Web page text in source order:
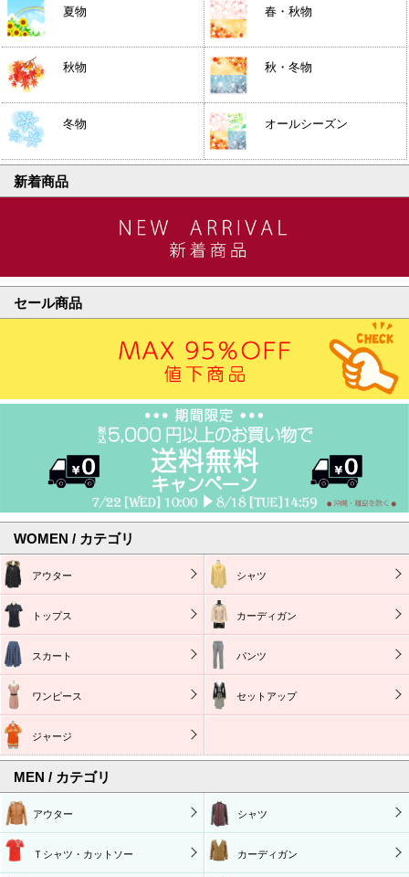
夏物 春・秋物
秋物 秋・冬物
冬物 オールシーズン
新着商品
セール商品
WOMEN / カテゴリ
アウター シャツ
トップス カーディガン
スカート パンツ
ワンピース セットアップ
ジャージ
MEN / カテゴリ
アウター シャツ
Ｔシャツ・カットソー カーディガン